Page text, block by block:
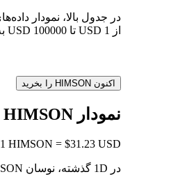
از 1 USD تا 100000 USD به HIMSON را پوشش می‌دهد و به شما امکان می‌دهد ارزش هر تبدیل را به وضوح درک کنید.
اکنون HIMSON را بخرید
نمودار HIMSON تا USD
1 HIMSON = $31.23 USD
در 1D گذشته، نوسان HIMSON تا USD